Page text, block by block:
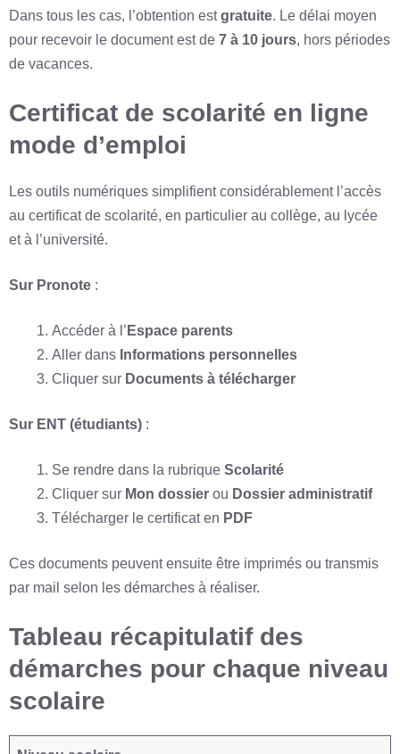
Dans tous les cas, l’obtention estgratuite. Le délai moyen
pour recevoir le document est de 7 à 10 jours, hors périodes
de vacances.
Certificat de scolarité en ligne
mode d’emploi
Les outils numériques simplifient considérablement l’accès
au certificat de scolarité, en particulier au collège, au lycée
et à l’université.
Sur Pronote :
Accéder à l’ Espace parents
Aller dans Informations personnelles
Cliquer sur Documents à télécharger
Sur ENT (étudiants) :
Se rendre dans la rubrique Scolarité
Cliquer sur Mon dossier ou Dossier administratif
Télécharger le certificat en PDF
Ces documents peuvent ensuite être imprimés ou transmis
par mail selon les démarches à réaliser.
Tableau récapitulatif des
démarches pour chaque niveau
scolaire